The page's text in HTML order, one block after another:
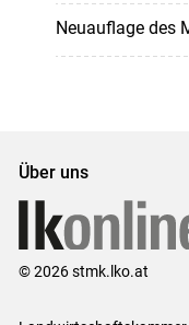
Neuauflage des
Über uns
© 2026 stmk.lko.at